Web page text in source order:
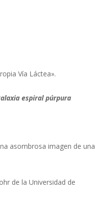
Vía Láctea».
espiral púrpura
asombrosa imagen de una
de la Universidad de